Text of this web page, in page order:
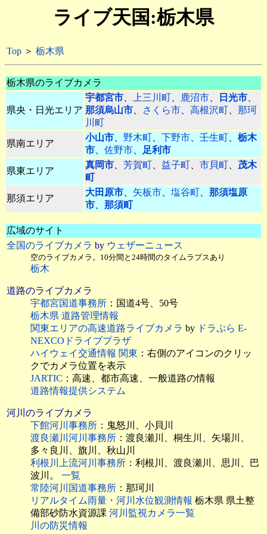
ライブ天国:栃木県
Top ＞ 栃木県
栃木県のライブカメラ
県央・日光エリア
宇都宮市、 上三川町、 鹿沼市、 日光市、
那須烏山市、 さくら市、 高根沢町、 那珂
川町
県南エリア
小山市、 野木町、 下野市、 壬生町、 栃木
市、 佐野市、 足利市
県東エリア
真岡市、 芳賀町、 益子町、 市貝町、 茂木
町
那須エリア
大田原市、 矢板市、 塩谷町、 那須塩原
市、 那須町
広域のサイト
全国のライブカメラ by ウェザーニュース
空のライブカメラ。10分間と24時間のタイムラプスあり
栃木
道路のライブカメラ
宇都宮国道事務所 ：国道4号、50号
栃木県 道路管理情報
関東エリアの高速道路ライブカメラ by ドラぷら E-
NEXCOドライブプラザ
ハイウェイ交通情報 関東 ：右側のアイコンのクリッ
クでカメラ位置を表示
JARTIC ：高速、都市高速、一般道路の情報
道路情報提供システム
河川のライブカメラ
下館河川事務所 ：鬼怒川、小貝川
渡良瀬川河川事務所 ：渡良瀬川、桐生川、矢場川、
多々良川、旗川、秋山川
利根川上流河川事務所 ：利根川、渡良瀬川、思川、巴
波川。 一覧
常陸河川国道事務所 ：那珂川
リアルタイム雨量・河川水位観測情報 栃木県 県土整
備部砂防水資源課 河川監視カメラ一覧
川の防災情報